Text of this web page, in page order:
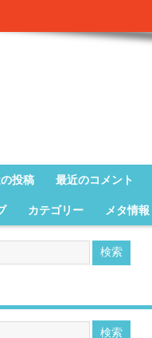
投稿 最近のコメント
カテゴリー メタ情報